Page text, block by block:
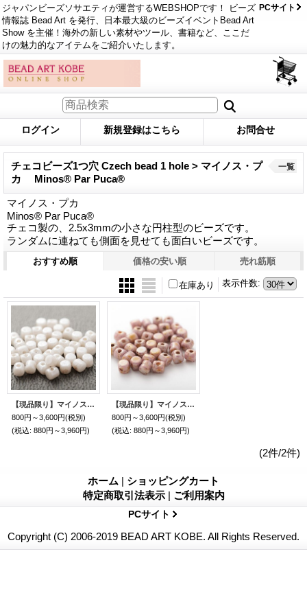
ジャパンビーズソサエティが運営するWEBSHOPです！ ビーズ
情報誌 Bead Art を発行、日本最大級のビーズイベントBead Art
Show を主催！海外の新しい素材やツール、書籍など、ここだ
けの魅力的なアイテムをご紹介いたします。
PCサイト
ログイン 新規登録はこちら お問合せ
チェコビーズ1つ穴 Czech bead 1 hole > マイノス・プ
カ Minos® Par Puca®
マイノス・プカ
Minos® Par Puca®
チェコ製の、2.5x3mmの小さな円柱型のビーズです。
ランダムに連ねても側面を見せても面白いビーズです。
一覧
おすすめ順 価格の安い順 売れ筋順
表示件数:
在庫あり
【現品限り】マイノス・プカ 2.5x3mm OPホワイトラスター
800円～3,600円(税別)
(税込: 880円～3,960円)
【現品限り】マイノス・プカ 2.5x3mm ミックスローズゴールド
800円～3,600円(税別)
(税込: 880円～3,960円)
(2件/2件)
ホーム | ショッピングカート
特定商取引法表示 | ご利用案内
PCサイト
Copyright (C) 2006-2019 BEAD ART KOBE. All Rights Reserved.